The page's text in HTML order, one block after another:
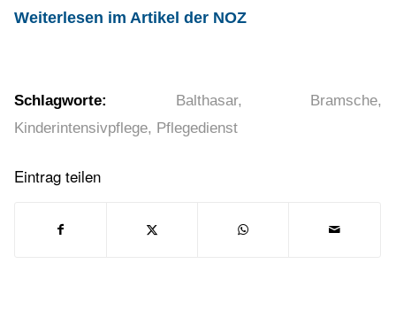
Weiterlesen im Artikel der NOZ
Schlagworte: Balthasar, Bramsche,
Kinderintensivpflege, Pflegedienst
Eintrag teilen